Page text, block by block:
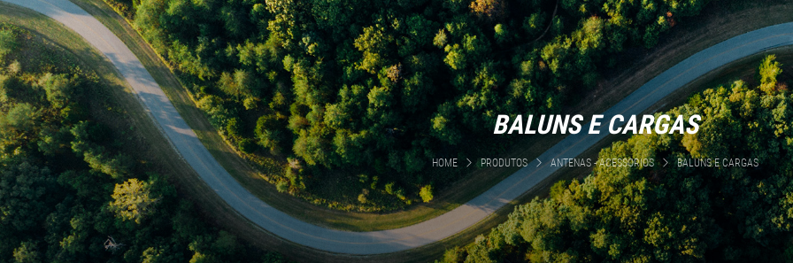
BALUNS E CARGAS
HOME PRODUTOS ANTENAS - ACESSORIOS BALUNS E CARGAS